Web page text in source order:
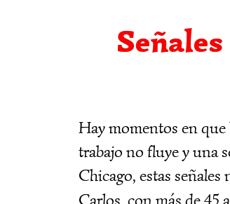
Hay momentos en que
trabajo no fluye y una
Chicago, estas